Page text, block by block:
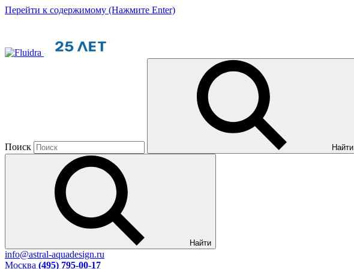
Перейти к содержимому (Нажмите Enter)
Поиск Найти
Найти
info@astral-aquadesign.ru
Москва (495) 795-00-17